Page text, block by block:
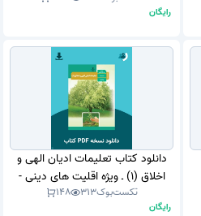
رایگان
دانلود کتاب تعلیمات ادیان الهی و
اخلاق (1) ـ ویژه اقلیت های دینی -
دهم 1403 - 1404 (نسخه PDF)تکست‌بوک313
148
رایگان